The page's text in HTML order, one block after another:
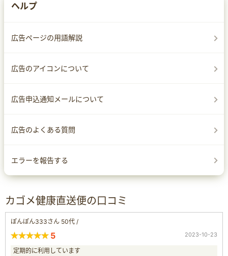
ヘルプ
広告ページの用語解説
広告のアイコンについて
広告申込通知メールについて
広告のよくある質問
エラーを報告する
カゴメ健康直送便の口コミ
ぽんぽん333さん 50代 /
5 2023-10-23
定期的に利用しています